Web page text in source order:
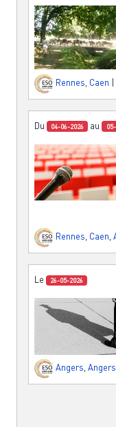
Rennes Caen
Du 04-06-2026 au
Rennes Caen
Le 26-05-2026
Angers,